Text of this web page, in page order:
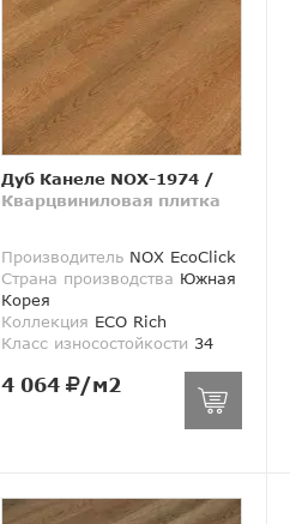
Дуб Канеле NOX-1974/
Кварцвиниловая плитка
ПроизводительNOX EcoClick
Страна производства Южная
Корея
Коллекция ECO Rich
Класс износостойкости 34
4 064 /м2